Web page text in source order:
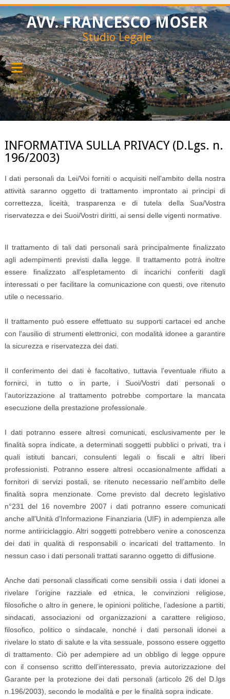
AVV. FRANCESCO MOSER
Studio Legale
INFORMATIVA SULLA PRIVACY (D.Lgs. n.
196/2003)
I dati personali da Lei/Voi forniti o acquisiti nell'ambito della nostra
attività saranno oggetto di trattamento improntato ai principi di
correttezza, liceità, trasparenza e di tutela della Sua/Vostra
riservatezza e dei Suoi/Vostri diritti, ai sensi delle vigenti normative.
Il trattamento di tali dati personali sarà principalmente finalizzato
agli adempimenti previsti dalla legge. Il trattamento potrà inoltre
essere finalizzato all'espletamento di incarichi conferiti dagli
interessati o per facilitare la comunicazione con questi, ove ritenuto
utile o necessario.
Il trattamento può essere effettuato su supporti cartacei ed anche
con l'ausilio di strumenti elettronici, con modalità idonee a garantire
la sicurezza e riservatezza dei dati.
Il conferimento dei dati è facoltativo, tuttavia l'eventuale rifiuto a
fornirci, in tutto o in parte, i Suoi/Vostri dati personali o
l’autorizzazione al trattamento potrebbe comportare la mancata
esecuzione della prestazione professionale.
I dati potranno essere altresì comunicati, esclusivamente per le
finalità sopra indicate, a determinati soggetti pubblici o privati, tra i
quali istituti bancari, consulenti legali o fiscali e altri liberi
professionisti. Potranno essere altresì occasionalmente affidati a
fornitori di servizi postali, se ritenuto necessario nell’ambito delle
finalità sopra menzionate. Come previsto dal decreto legislativo
n°231 del 16 novembre 2007 i dati potranno essere comunicati
anche all'Unità d'Informazione Finanziaria (UIF) in adempienza alle
norme antiriciclaggio. Altri soggetti potrebbero venire a conoscenza
dei dati in qualità di responsabili o incaricati del trattamento. In
nessun caso i dati personali trattati saranno oggetto di diffusione.
Anche dati personali classificati come sensibili ossia i dati idonei a
rivelare l’origine razziale ed etnica, le convinzioni religiose,
filosofiche o altro in genere, le opinioni politiche, l’adesione a partiti,
sindacati, associazioni od organizzazioni a carattere religioso,
filosofico, politico o sindacale, nonché i dati personali idonei a
rivelare lo stato di salute e la vita sessuale, possono essere oggetto
di trattamento. Ciò per adempiere ad un obbligo di legge oppure
con il consenso scritto dell’interessato, previa autorizzazione del
Garante per la protezione dei dati personali (articolo 26 del D.lgs
n.196/2003), secondo le modalità e per le finalità sopra indicate.